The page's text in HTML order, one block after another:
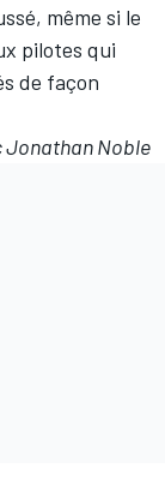
même si le
pilotes qui
de façon
Jonathan Noble